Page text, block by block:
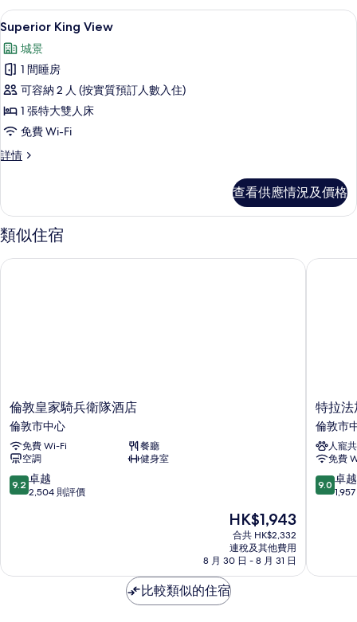
載
入
所
有
Superior
King
View
的
Superior King View | 高級寢具、遮光
5
Superior King View
城景
1 間睡房
可容納 2 人 (按實質預訂人數入住)
1 張特大雙人床
免費 Wi-Fi
詳情
Superior
情
查看供應情況及價格
類似住宿
倫
敦
皇
家
騎
兵
衛
市
倫敦皇家騎兵衛隊酒店
倫敦市中心
免費 Wi-Fi
餐廳
空調
健身室
9.2
分
卓
9.2 卓越
2,504 則評價
現
售
HK$1,943
HK$1,943
合共 HK$2,332
連稅及其他費用
8 月 30 日 - 8 月 31 日
倫敦皇家騎兵衛隊酒店
特
拉
法
加
廣
場
豪
市
特拉法
倫敦市
人寵
免費
9.0
分
卓
9.0 卓越
特拉法
比較類似的住宿